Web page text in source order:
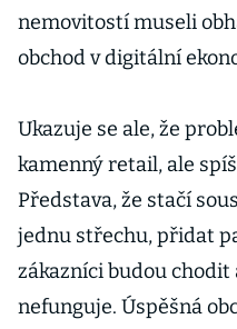
nemovitostí museli
obchod v digitální
Ukazuje se ale, že
kamenný retail, ale
Představa, že stačí
jednu střechu, přidat
zákazníci budou
nefunguje. Úspěšná